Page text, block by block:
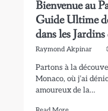
Bienvenue au
Guide Ultime
dans les
Raymond Akpinar
Partons à la
Monaco, où j’ai
amoureux de la…